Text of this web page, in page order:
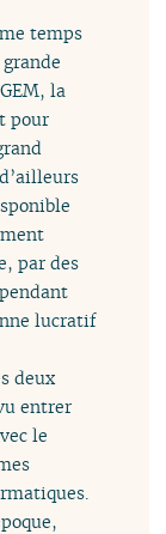
temps
la
pour
par des
lucratif
deux
entrer
le